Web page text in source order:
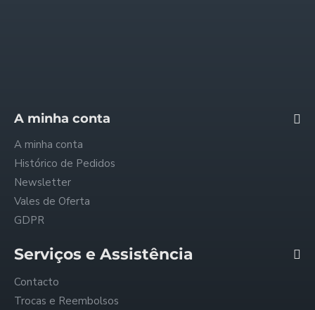
A minha conta
A minha conta
Histórico de Pedidos
Newsletter
Vales de Oferta
GDPR
Serviços e Assistência
Contacto
Trocas e Reembolsos